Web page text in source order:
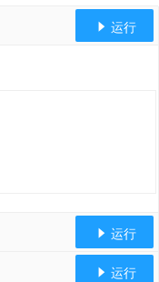
 运行
 运行
 运行